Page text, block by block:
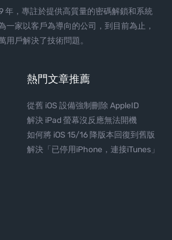
年，專註於提供高質量的密碼解鎖和系統
一家以客戶為導向的公司，到目前為止，
用戶解決了技術問題。
熱門文章推薦
從舊 iOS 設備強制刪除 AppleID
解決 iPad 螢幕沒反應無法開機
如何將 iOS 15/16 降版本回復到舊版
解決「已停用iPhone，連接iTunes」